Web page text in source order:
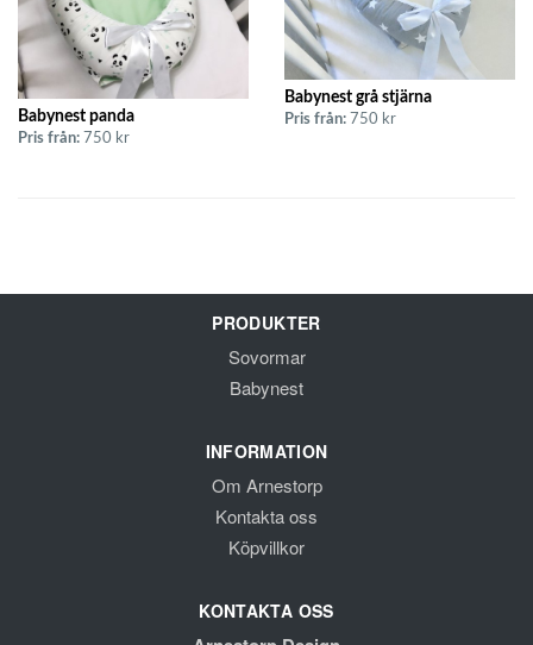
Babynest panda
Pris från: 750 kr
Babynest grå stjärna
Pris från: 750 kr
PRODUKTER
Sovormar
Babynest
INFORMATION
Om Arnestorp
Kontakta oss
Köpvillkor
KONTAKTA OSS